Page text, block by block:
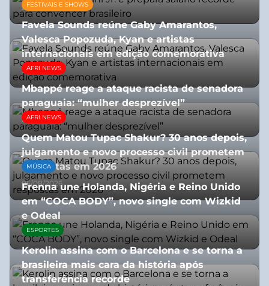
27/07/2026
FESTIVAIS E SHOWS
Favela Sounds reúne Gaby Amarantos,
Valesca Popozuda, Kyan e artistas
internacionais em edição comemorativa
31/07/2026
AFRI NEWS
Mbappé reage a ataque racista de senadora
paraguaia: “mulher desprezível”
07/07/2026
AFRI NEWS
Quem Matou Tupac Shakur? 30 anos depois,
julgamento e novo processo civil prometem
respostas em 2026
05/08/2026
MÚSICA
Frenna une Holanda, Nigéria e Reino Unido
em “COCA BODY”, novo single com Wizkid
e Odeal
07/07/2026
ESPORTES
Kerolin assina com o Barcelona e se torna a
brasileira mais cara da história após
transferência recorde